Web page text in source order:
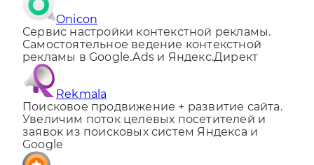
Onicon
Сервис настройки контекстной рекламы.
Самостоятельное ведение контекстной
рекламы в Google.Ads и Яндекс.Директ
Rekmala
Поисковое продвижение + развитие сайта.
Увеличим поток целевых посетителей и
заявок из поисковых систем Яндекса и
Google